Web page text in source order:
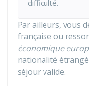
difficulté.
Par ailleurs, vous
française ou
économique
nationalité
séjour valide.